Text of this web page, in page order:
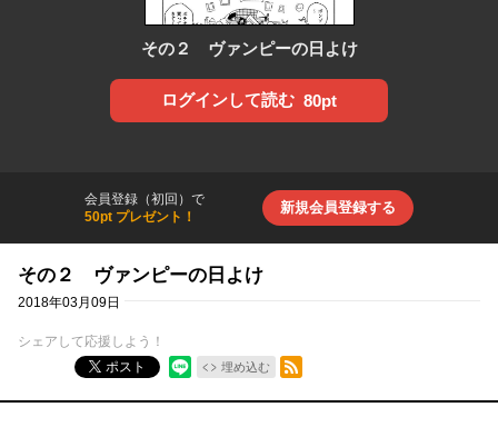
その２ ヴァンピーの日よけ
ログインして読む 80pt
会員登録（初回）で
50pt プレゼント！
新規会員登録する
その２ ヴァンピーの日よけ
2018年03月09日
シェアして応援しよう！
ポスト
埋め込む
RSSフィード